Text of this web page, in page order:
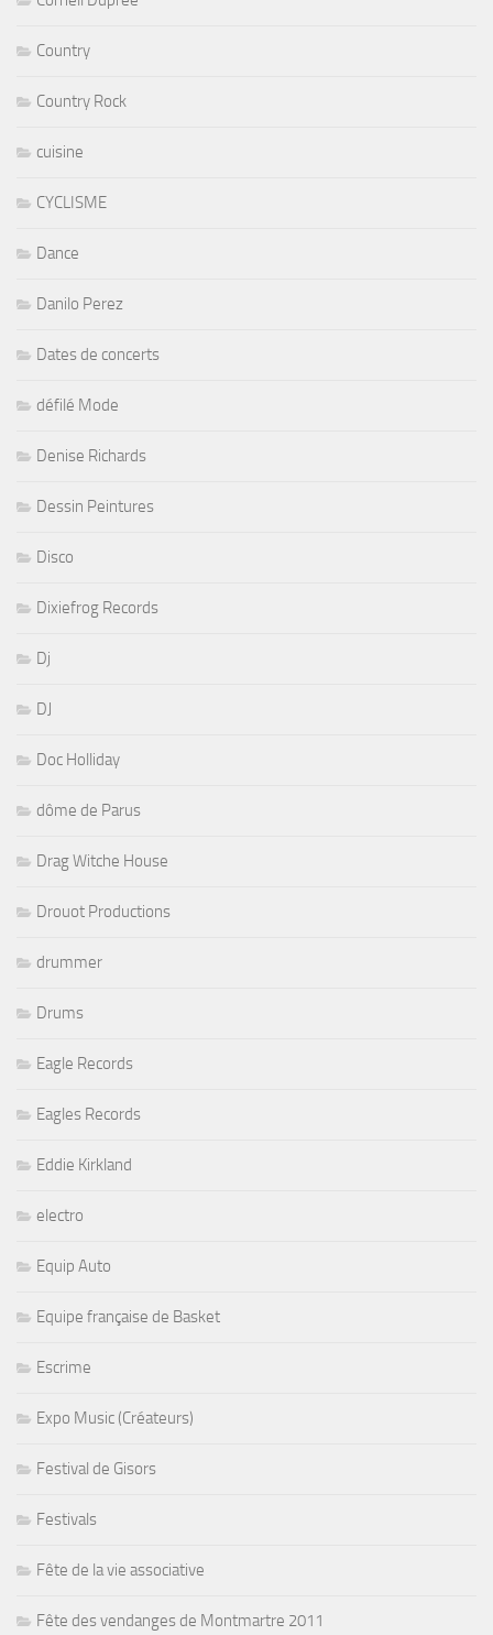
Country
Country Rock
cuisine
CYCLISME
Dance
Danilo Perez
Dates de concerts
défilé Mode
Denise Richards
Dessin Peintures
Disco
Dixiefrog Records
Dj
DJ
Doc Holliday
dôme de Parus
Drag Witche House
Drouot Productions
drummer
Drums
Eagle Records
Eagles Records
Eddie Kirkland
electro
Equip Auto
Equipe française de Basket
Escrime
Expo Music (Créateurs)
Festival de Gisors
Festivals
Fête de la vie associative
Fête des vendanges de Montmartre 2011